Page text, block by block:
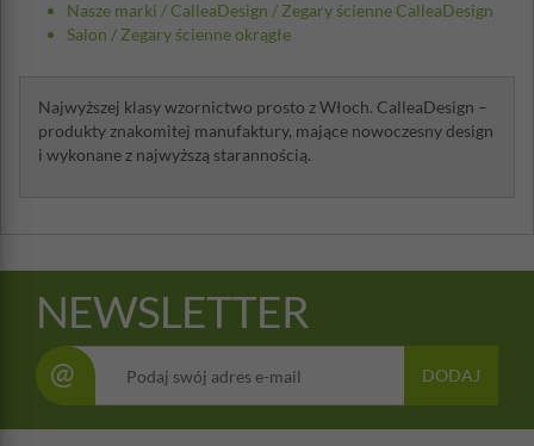
Nasze marki /CalleaDesign / Zegary ścienne CalleaDesign
Salon / Zegary ścienne okrągłe
Najwyższej klasy wzornictwo prosto z Włoch. CalleaDesign –
produkty znakomitej manufaktury, mające nowoczesny design
i wykonane z najwyższą starannością.
NEWSLETTER
@ DODAJ